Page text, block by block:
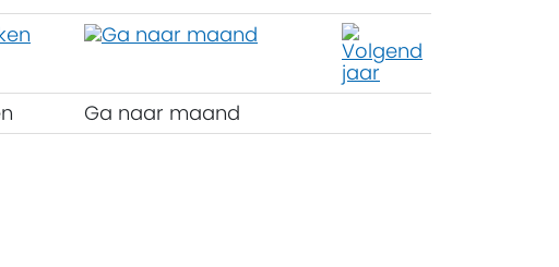
Ga naar maand